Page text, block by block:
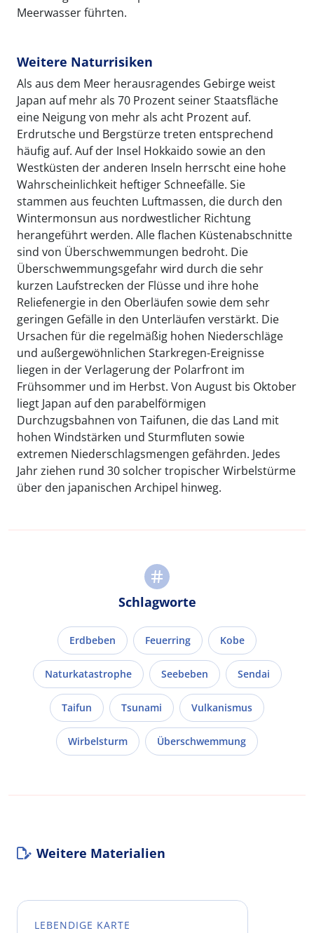
Meerwasser führten.
Weitere Naturrisiken
Als aus dem Meer herausragendes Gebirge weist
Japan auf mehr als 70 Prozent seiner Staatsfläche
eine Neigung von mehr als acht Prozent auf.
Erdrutsche und Bergstürze treten entsprechend
häufig auf. Auf der Insel Hokkaido sowie an den
Westküsten der anderen Inseln herrscht eine hohe
Wahrscheinlichkeit heftiger Schneefälle. Sie
stammen aus feuchten Luftmassen, die durch den
Wintermonsun aus nordwestlicher Richtung
herangeführt werden. Alle flachen Küstenabschnitte
sind von Überschwemmungen bedroht. Die
Überschwemmungsgefahr wird durch die sehr
kurzen Laufstrecken der Flüsse und ihre hohe
Reliefenergie in den Oberläufen sowie dem sehr
geringen Gefälle in den Unterläufen verstärkt. Die
Ursachen für die regelmäßig hohen Niederschläge
und außergewöhnlichen Starkregen-Ereignisse
liegen in der Verlagerung der Polarfront im
Frühsommer und im Herbst. Von August bis Oktober
liegt Japan auf den parabelförmigen
Durchzugsbahnen von Taifunen, die das Land mit
hohen Windstärken und Sturmfluten sowie
extremen Niederschlagsmengen gefährden. Jedes
Jahr ziehen rund 30 solcher tropischer Wirbelstürme
über den japanischen Archipel hinweg.
Schlagworte
Erdbeben Feuerring Kobe
Naturkatastrophe Seebeben Sendai
Taifun Tsunami Vulkanismus
Wirbelsturm Überschwemmung
Weitere Materialien
LEBENDIGE KARTE